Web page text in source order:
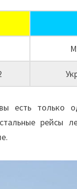
есть только
рейсы